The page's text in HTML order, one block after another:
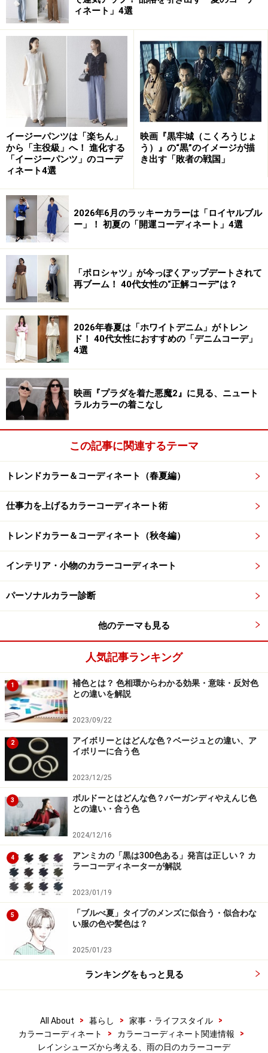
ィネート」4選
イージーパンツは「楽ちん」
から「主役級」へ！ 進化する
「イージーパンツ」のコーデ
ィネート4選
映画『黒牢城（こくろうじょ
う）』の“黒”のイメージが描
き出す「敗者の戦国」
2026年6月のラッキーカラーは「ロイヤルブル
ー」！ 初夏の「開運コーディネート」4選
「ポロシャツ」が今っぽくアップデートされて
再ブーム！ 40代女性の“正解コーデ”は？
2026年春夏は「ホワイトデニム」がトレン
ド！ 40代女性におすすめの「デニムコーデ」
4選
映画『プラダを着た悪魔2』に見る、ニュート
ラルカラーの着こなし
この記事に関連するテーマ
トレンドカラー＆コーディネート（春夏編）
仕事力を上げるカラーコーディネート術
トレンドカラー＆コーディネート（秋冬編）
インテリア・小物のカラーコーディネート
パーソナルカラー診断
他のテーマも見る
人気記事ランキング
1
補色とは？ 色相環からわかる効果・意味・反対色
との違いを解説
2023/09/22
2
アイボリーとはどんな色？ベージュとの違い、ア
イボリーに合う色
2023/12/25
3
ボルドーとはどんな色？バーガンディやえんじ色
との違い・合う色
2024/12/16
4
アンミカの「黒は300色ある」発言は正しい？ カ
ラーコーディネーターが解説
2023/01/19
5
「ブルべ夏」タイプのメンズに似合う・似合わな
い服の色や髪色は？
2025/01/23
ランキングをもっと見る
All About > 暮らし > 家事・ライフスタイル
>
カラーコーディネート
> カラーコーディネート関連情報
>
レインシューズから考える、雨の日のカラーコーデ